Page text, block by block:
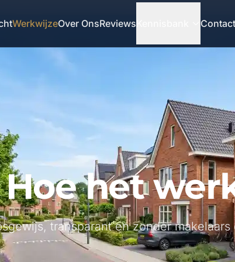
WerkwijzeOver OnsReviews Contact
Hoe het
transparant en zonder makelaars